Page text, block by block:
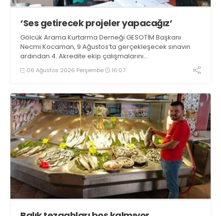
‘Ses getirecek projeler yapacağız’
Gölcük Arama Kurtarma Derneği GESOTİM Başkanı
Necmi Kocaman, 9 Ağustos’ta gerçekleşecek sınavın
ardından 4. Akredite ekip çalışmalarını
tamamlayacaklarını ifade ederek açıklamalarda
bulundu. Kocaman, “Gölcük’te ve Kocaeli genelinde ses
06 Ağustos 2026 Perşembe 16:07